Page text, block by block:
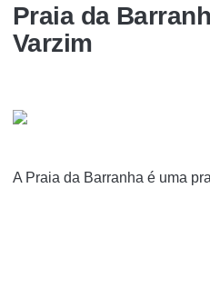
Praia da
Varzim
A Praia da Barranha é uma